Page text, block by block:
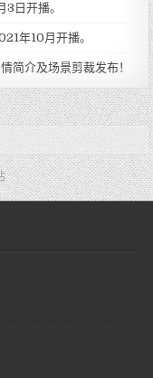
日开播。
年10月开播。
简介及场景剪裁发布！